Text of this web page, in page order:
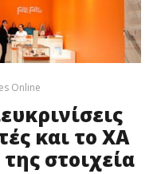
Online
και το ΧΑ
στοιχεία